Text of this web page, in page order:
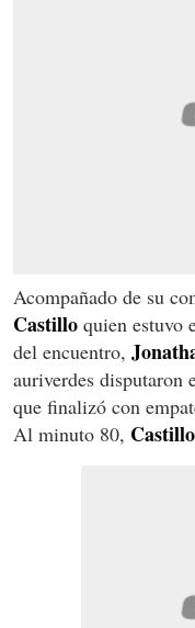
Acompañado de su
Castillo quien estuvo
del encuentro,
auriverdes disputaron
que finalizó con
Al minuto 80, Castillo